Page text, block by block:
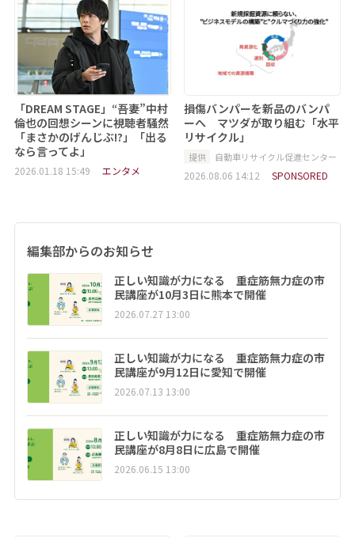
「DREAM STAGE」“吾妻”中村
倫也の回想シーンに視聴者騒然
「まさかのげんじぶ!?」「出る
なら言ってよ」
2026.01.18 15:49 エンタメ
損傷バンパーを新品のバンパ
ーへ マツダが取り組む「水平
リサイクル」
提供 自動車リサイクル促進センター
2026.08.06 14:12 SPONSORED
編集部からのお知らせ
正しい知識が力になる 重症筋無力症の市
民講座が10月3日に熊本で開催
2026.07.27 13:00
正しい知識が力になる 重症筋無力症の市
民講座が9月12日に愛知で開催
2026.07.13 13:00
正しい知識が力になる 重症筋無力症の市
民講座が8月8日に広島で開催
2026.06.15 13:00